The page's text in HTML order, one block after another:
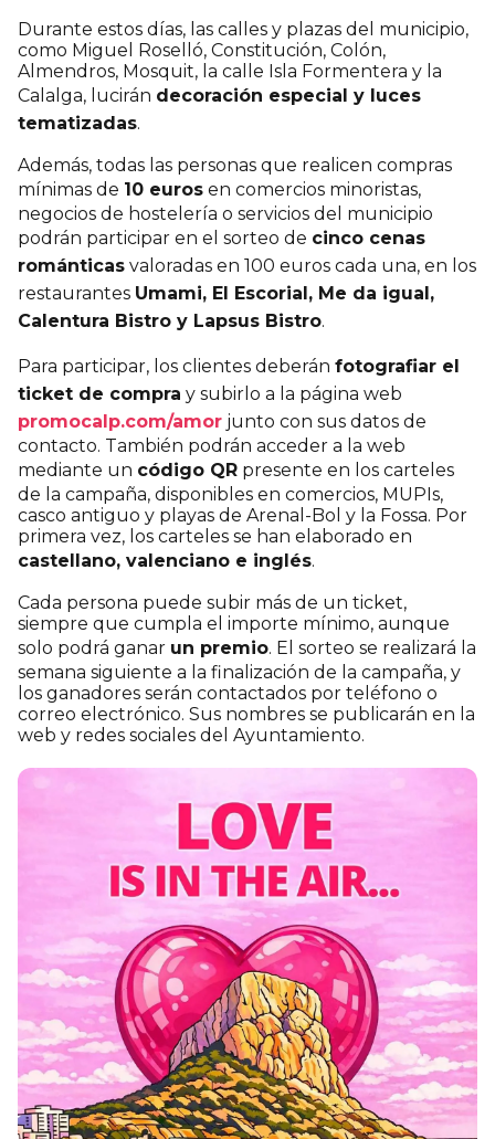
Durante estos días, las calles y plazas del municipio,
como Miguel Roselló, Constitución, Colón,
Almendros, Mosquit, la calle Isla Formentera y la
Calalga, lucirán decoración especial y luces
tematizadas.
Además, todas las personas que realicen compras
mínimas de 10 euros en comercios minoristas,
negocios de hostelería o servicios del municipio
podrán participar en el sorteo de cinco cenas
románticas valoradas en 100 euros cada una, en los
restaurantes Umami, El Escorial, Me da igual,
Calentura Bistro y Lapsus Bistro.
Para participar, los clientes deberán fotografiar el
ticket de compra y subirlo a la página web
promocalp.com/amor junto con sus datos de
contacto. También podrán acceder a la web
mediante un código QR presente en los carteles
de la campaña, disponibles en comercios, MUPIs,
casco antiguo y playas de Arenal-Bol y la Fossa. Por
primera vez, los carteles se han elaborado en
castellano, valenciano e inglés.
Cada persona puede subir más de un ticket,
siempre que cumpla el importe mínimo, aunque
solo podrá ganar un premio. El sorteo se realizará la
semana siguiente a la finalización de la campaña, y
los ganadores serán contactados por teléfono o
correo electrónico. Sus nombres se publicarán en la
web y redes sociales del Ayuntamiento.